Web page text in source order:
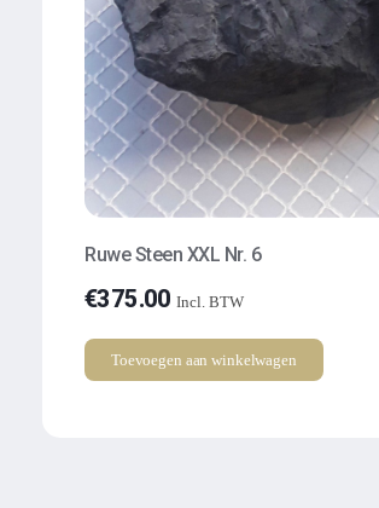
Ruwe Steen XXL Nr. 6
€375.00 Incl. BTW
Toevoegen aan winkelwagen